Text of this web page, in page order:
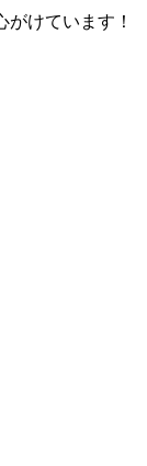
けています！